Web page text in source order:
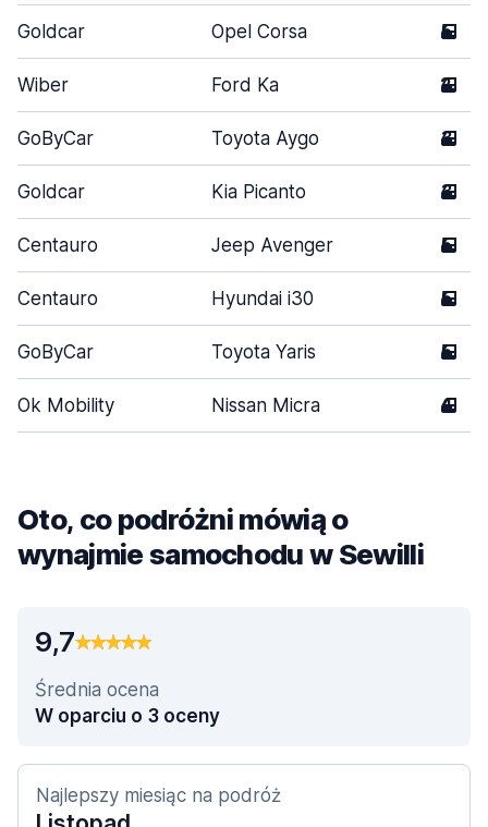
Goldcar Opel Corsa 5
Wiber Ford Ka 2
GoByCar Toyota Aygo 3
Goldcar Kia Picanto 3
Centauro Jeep Avenger 5
Centauro Hyundai i30 5
GoByCar Toyota Yaris 5
Ok Mobility Nissan Micra 4
Oto, co podróżni mówią o
wynajmie samochodu w Sewilli
9,7
Średnia ocena
W oparciu o 3 oceny
Najlepszy miesiąc na podróż